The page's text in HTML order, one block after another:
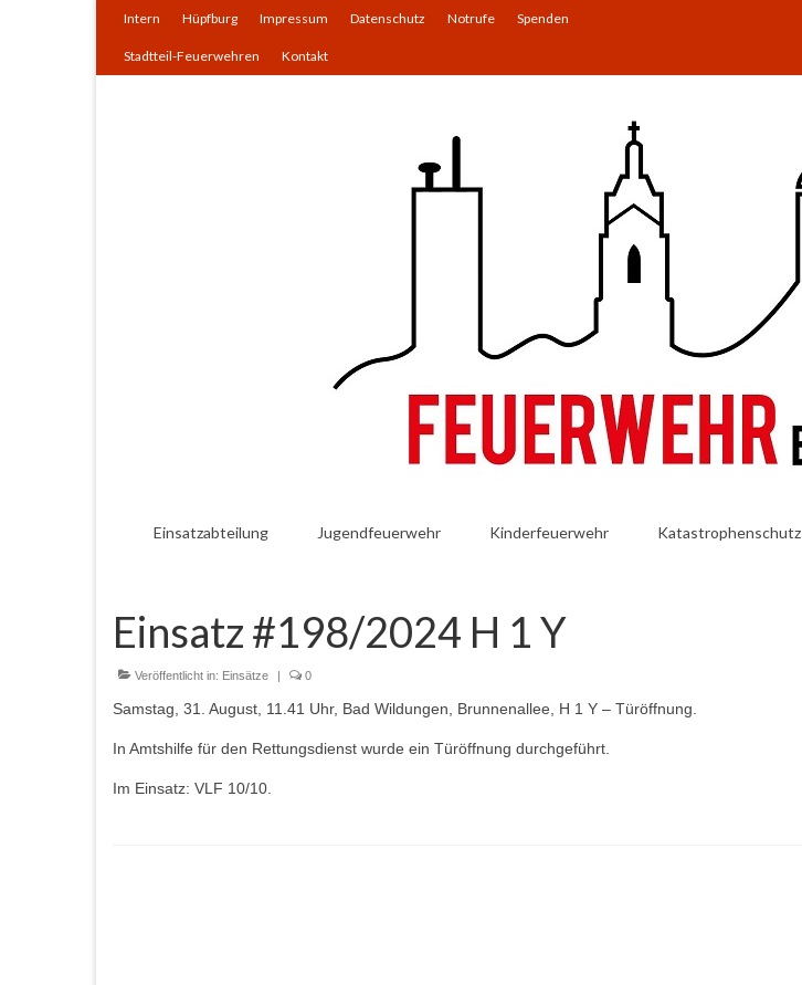
Intern Hüpfburg Impressum Datenschutz Notrufe Spenden
Stadtteil-Feuerwehren Kontakt
Einsatzabteilung Jugendfeuerwehr Kinderfeuerwehr Katastrophenschutz
Einsatz #198/2024 H 1 Y
Veröffentlicht in: Einsätze | 0
Samstag, 31. August, 11.41 Uhr, Bad Wildungen, Brunnenallee, H 1 Y – Türöffnung.
In Amtshilfe für den Rettungsdienst wurde ein Türöffnung durchgeführt.
Im Einsatz: VLF 10/10.